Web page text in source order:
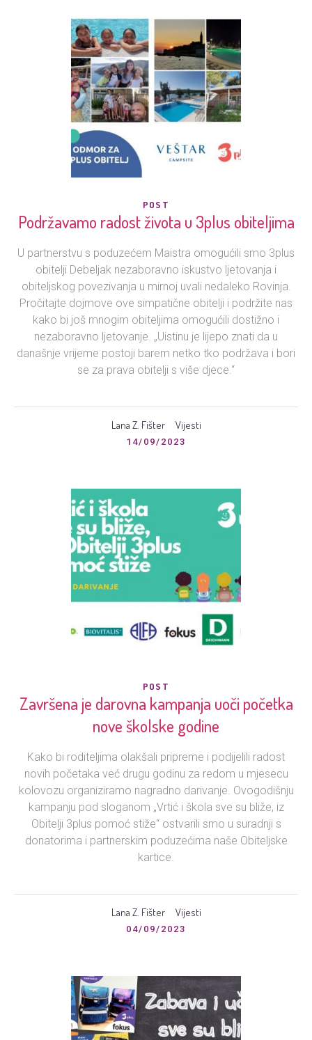
POST
Podržavamo radost života u 3plus obiteljima
U partnerstvu s poduzećem Maistra omogućili smo 3plus
obitelji Debeljak nezaboravno iskustvo ljetovanja i
obiteljskog povezivanja u mirnoj uvali nedaleko Rovinja.
Pročitajte dojmove ove simpatične obitelji i podržite nas
kako bi još mnogim obiteljima omogućili dostižno i
nezaboravno ljetovanje. „Uistinu je lijepo znati da u
današnje vrijeme postoji barem netko tko podržava i bori
se za prava obitelji s više djece.“
Lana Z. Fišter Vijesti
14/09/2023
POST
Završena je darovna kampanja uoči početka
nove školske godine
Kako bi roditeljima olakšali pripreme i podijelili radost
novih početaka već drugu godinu za redom u mjesecu
kolovozu organiziramo nagradno darivanje. Ovogodišnju
kampanju pod sloganom „Vrtić i škola sve su bliže, iz
Obitelji 3plus pomoć stiže“ ostvarili smo u suradnji s
donatorima i partnerskim poduzećima naše Obiteljske
kartice.
Lana Z. Fišter Vijesti
04/09/2023